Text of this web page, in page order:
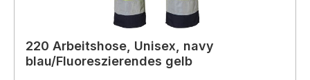
220 Arbeitshose, Unisex, navy
blau/Fluoreszierendes gelb